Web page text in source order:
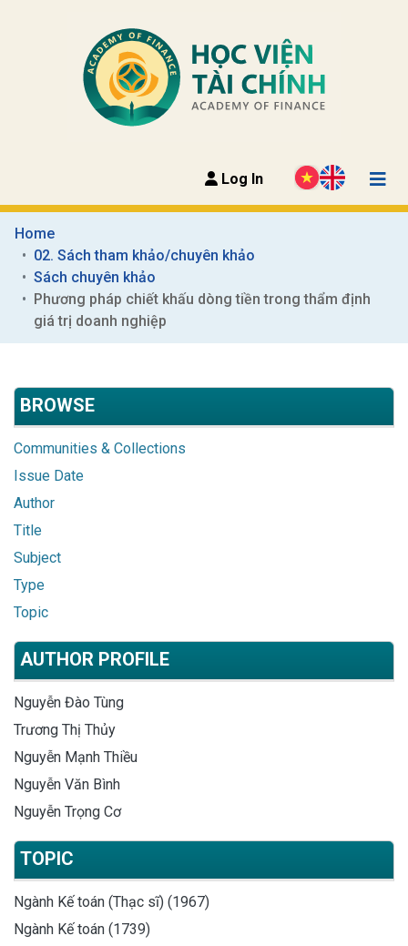
Log In
Home
02. Sách tham khảo/chuyên khảo
Sách chuyên khảo
Phương pháp chiết khấu dòng tiền trong thẩm định
giá trị doanh nghiệp
BROWSE
Communities & Collections
Issue Date
Author
Title
Subject
Type
Topic
AUTHOR PROFILE
Nguyễn Đào Tùng
Trương Thị Thủy
Nguyễn Mạnh Thiều
Nguyễn Văn Bình
Nguyễn Trọng Cơ
TOPIC
Ngành Kế toán (Thạc sĩ) (1967)
Ngành Kế toán (1739)